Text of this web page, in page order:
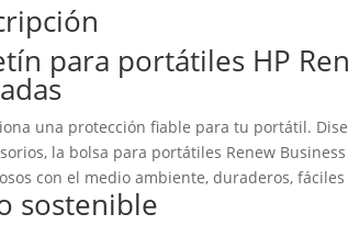
para portátiles HP
una protección fiable para tu portátil.
la bolsa para portátiles Renew
con el medio ambiente, duraderos,
sostenible